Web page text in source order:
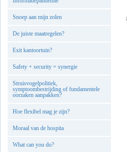
Snoep aan mijn zolen
De juiste maatregelen?
Exit kantoortuin?
Safety + security = synergie
Struisvogelpolitiek,
symptoombestrijding of fundamentele
oorzaken aanpakken?
Hoe flexibel mag je zijn?
Moraal van de hospita
What can you do?